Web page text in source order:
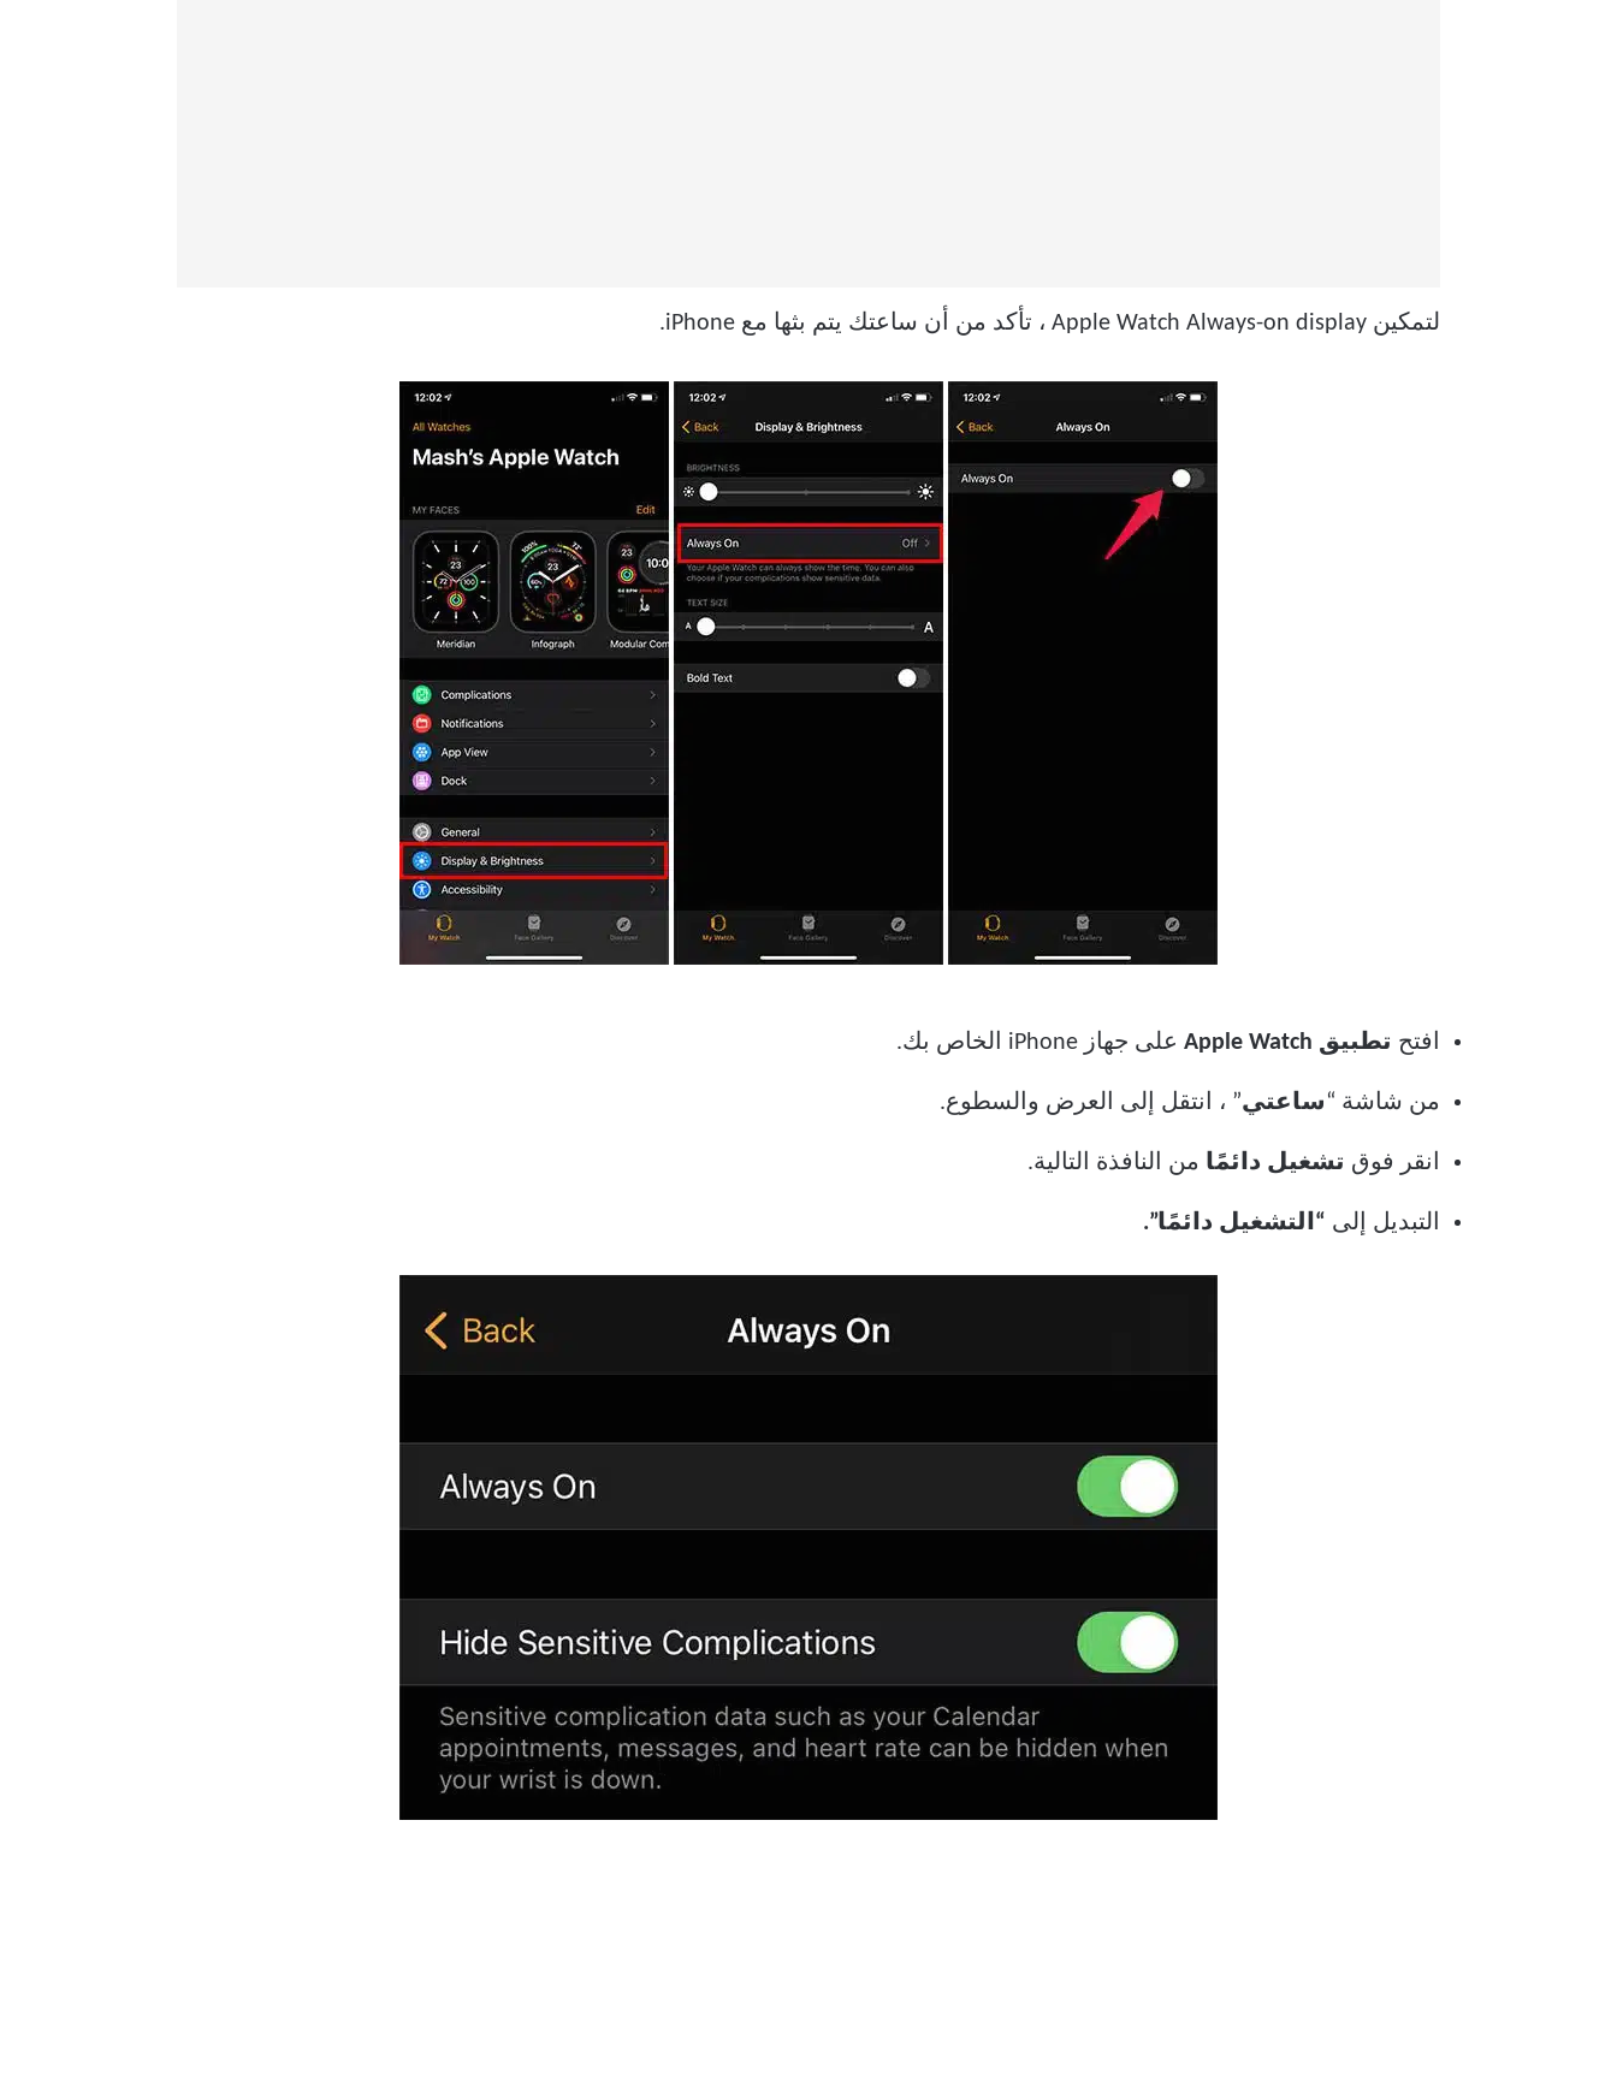
لتمكين Apple Watch Always-on display ، تأكد من أن ساعتك يتم بثها مع iPhone.
افتح تطبيق Apple Watch على جهاز iPhone الخاص بك.
من شاشة “ ساعتي” ، انتقل إلى العرض والسطوع.
انقر فوق تشغيل دائمًا من النافذة التالية.
التبديل إلى “التشغيل دائمًا”.